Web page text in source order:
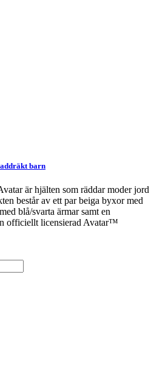
barn
är hjälten som räddar moder jord
består av ett par beiga byxor med
blå/svarta ärmar samt en
officiellt licensierad Avatar™